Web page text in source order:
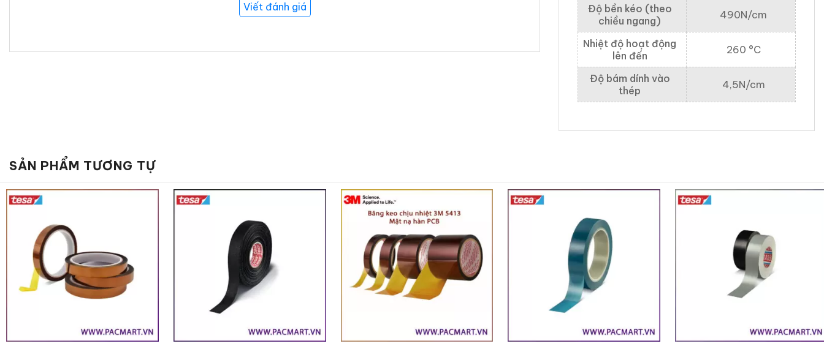
Viết đánh giá
Độ bền kéo (theo
chiều ngang)
490N/cm
Nhiệt độ hoạt động
lên đến
260 °C
Độ bám dính vào
thép
4,5N/cm
SẢN PHẨM TƯƠNG TỰ